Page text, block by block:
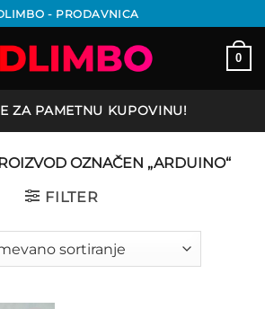
- PRODAVNICA
0
ZA PAMETNU KUPOVINU!
OZNAČEN „ARDUINO“
FILTER